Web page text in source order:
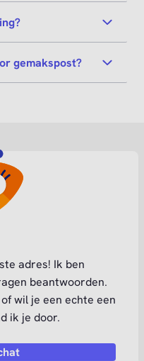
gemakspost?
adres! Ik ben
beantwoorden.
wil je een echte een
ik je door.